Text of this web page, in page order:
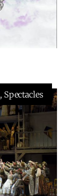
, Spectacles